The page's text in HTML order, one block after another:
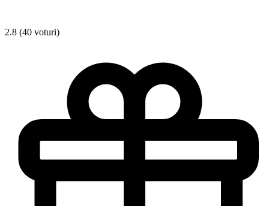
2.8 (40 voturi)